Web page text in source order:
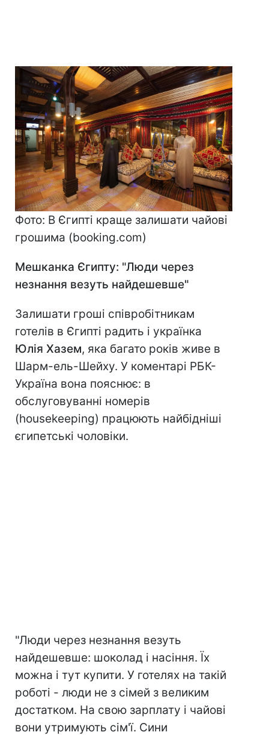
Фото: В Єгипті краще залишати чайові
грошима (booking.com)
Мешканка Єгипту: "Люди через
незнання везуть найдешевше"
Залишати гроші співробітникам
готелів в Єгипті радить і українка
Юлія Хазем, яка багато років живе в
Шарм-ель-Шейху. У коментарі РБК-
Україна вона пояснює: в
обслуговуванні номерів
(housekeeping) працюють найбідніші
єгипетські чоловіки.
"Люди через незнання везуть
найдешевше: шоколад і насіння. Їх
можна і тут купити. У готелях на такій
роботі - люди не з сімей з великим
достатком. На свою зарплату і чайові
вони утримують сім'ї. Сини